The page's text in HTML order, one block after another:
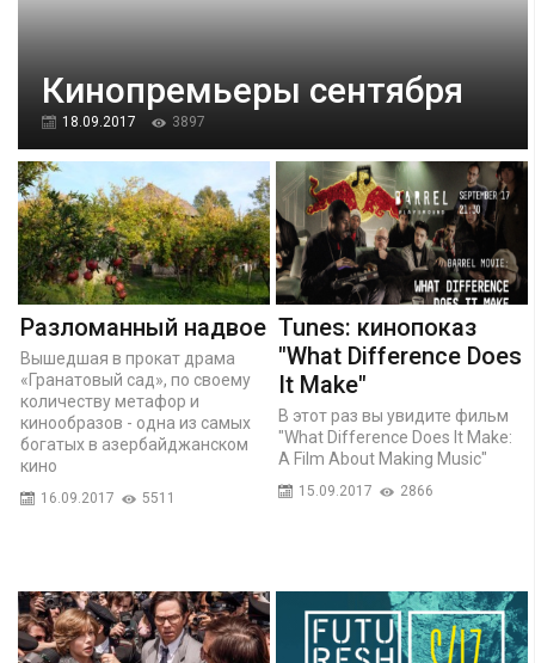
Кинопремьеры сентября
18.09.2017 3897
Разломанный надвое
Вышедшая в прокат драма
«Гранатовый сад», по своему
количеству метафор и
кинообразов - одна из самых
богатых в азербайджанском
кино
16.09.2017 5511
Tunes: кинопоказ
"What Difference Does
It Make"
В этот раз вы увидите фильм
"What Difference Does It Make:
A Film About Making Music"
15.09.2017 2866